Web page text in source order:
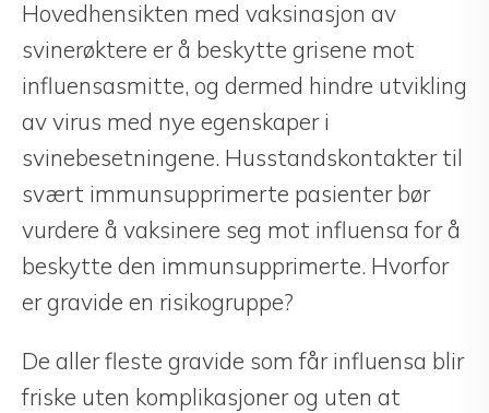
Hovedhensikten med vaksinasjon av
svinerøktere er å beskytte grisene mot
influensasmitte, og dermed hindre utvikling
av virus med nye egenskaper i
svinebesetningene. Husstandskontakter til
svært immunsupprimerte pasienter bør
vurdere å vaksinere seg mot influensa for å
beskytte den immunsupprimerte. Hvorfor
er gravide en risikogruppe?
De aller fleste gravide som får influensa blir
friske uten komplikasjoner og uten at